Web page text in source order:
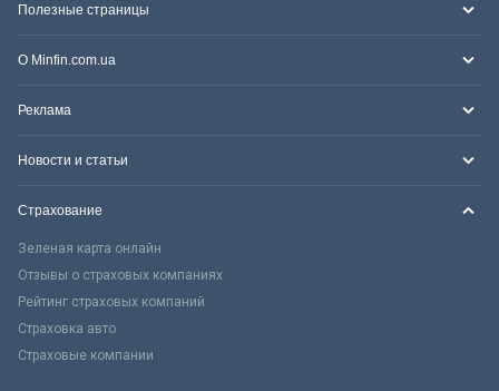
Полезные страницы
О Minfin.com.ua
Реклама
Новости и статьи
Страхование
Зеленая карта онлайн
Отзывы о страховых компаниях
Рейтинг страховых компаний
Страховка авто
Страховые компании